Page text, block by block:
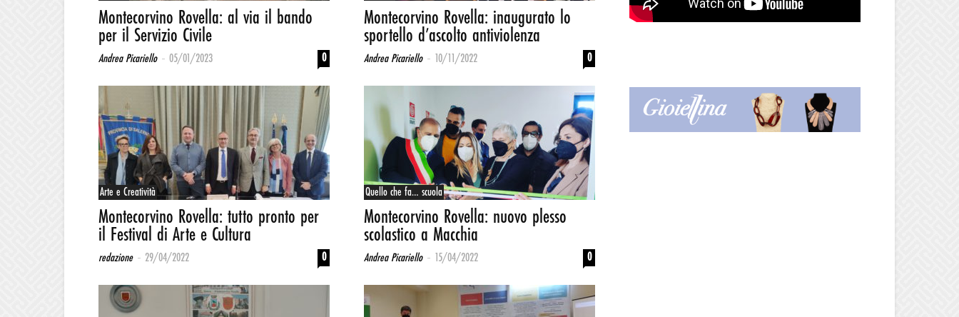
Montecorvino Rovella: al via il bando
per il Servizio Civile
Andrea Picariello - 05/01/2023 0
Montecorvino Rovella: inaugurato lo
sportello d’ascolto antiviolenza
Andrea Picariello - 10/11/2022 0
Arte e Creatività
Montecorvino Rovella: tutto pronto per
il Festival di Arte e Cultura
redazione - 29/04/2022 0
Quello che fa… scuola
Montecorvino Rovella: nuovo plesso
scolastico a Macchia
Andrea Picariello - 15/04/2022 0